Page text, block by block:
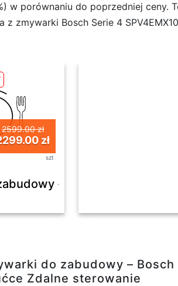
w porównaniu do poprzedniej
zmywarki Bosch Serie 4
2599.00 zł
zł
szt
- Bosch Serie 4
do zabudowy –
Zdalne sterowanie